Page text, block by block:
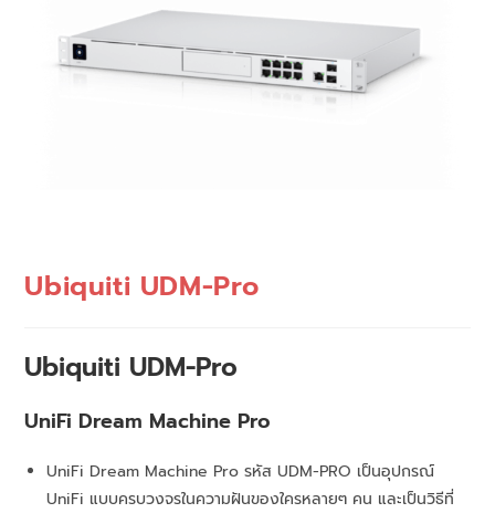
Ubiquiti UDM-Pro
Ubiquiti UDM-Pro
UniFi Dream Machine Pro
UniFi Dream Machine Pro รหัส UDM-PRO เป็นอุปกรณ์
UniFi แบบครบวงจรในความฝันของใครหลายๆ คน และเป็นวิธีที่